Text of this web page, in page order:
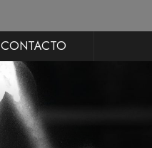
CONTACTO